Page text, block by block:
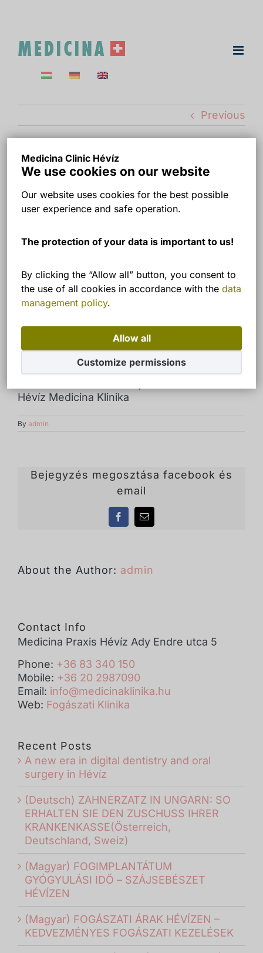
Medicina Clinic Hévíz
We use cookies on our website
Our website uses cookies for the best possible
user experience and safe operation.
The protection of your data is important to us!
By clicking the “Allow all” button, you consent to
the use of all cookies in accordance with the data
management policy.
Allow all
Customize permissions
Previous
Dr. Horváth Krisztina
szájsebész
Hévíz Medicina Klinika
By admin
Bejegyzés megosztása facebook és
email
FacebookEmail
About the Author: admin
Contact Info
Medicina Praxis Hévíz Ady Endre utca 5
Phone: +36 83 340 150
Mobile: +36 20 2987090
Email: info@medicinaklinika.hu
Web: Fogászati Klinika
Recent Posts
A new era in digital dentistry and oral
surgery in Hévíz
(Deutsch) ZAHNERZATZ IN UNGARN: SO
ERHALTEN SIE DEN ZUSCHUSS IHRER
KRANKENKASSE(Österreich,
Deutschland, Sweiz)
(Magyar) FOGIMPLANTÁTUM
GYÓGYULÁSI IDŐ – SZÁJSEBÉSZET
HÉVÍZEN
(Magyar) FOGÁSZATI ÁRAK HÉVÍZEN –
KEDVEZMÉNYES FOGÁSZATI KEZELÉSEK